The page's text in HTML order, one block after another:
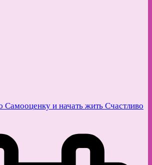
Самооценку и начать жить Счастливо